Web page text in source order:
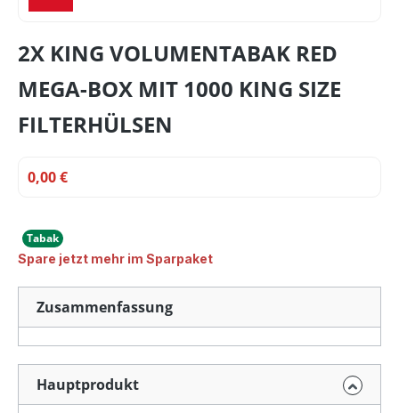
2X KING VOLUMENTABAK RED
MEGA-BOX MIT 1000 KING SIZE
FILTERHÜLSEN
0,00 €
Tabak
Spare jetzt mehr im Sparpaket
Zusammenfassung
Hauptprodukt